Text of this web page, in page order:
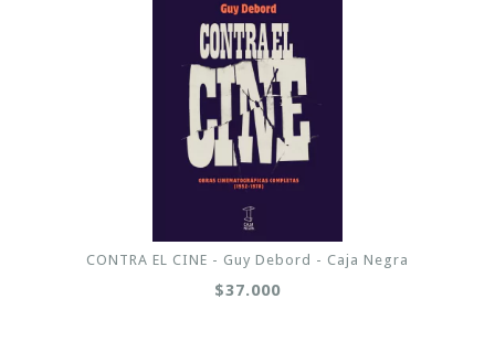
CONTRA EL CINE - Guy Debord - Caja Negra
$37.000